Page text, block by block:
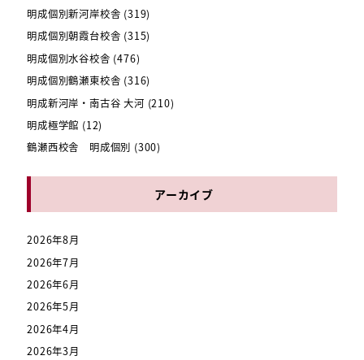
明成個別新河岸校舎 (319)
明成個別朝霞台校舎 (315)
明成個別水谷校舎 (476)
明成個別鶴瀬東校舎 (316)
明成新河岸・南古谷 大河 (210)
明成極学館 (12)
鶴瀬西校舎 明成個別 (300)
アーカイブ
2026年8月
2026年7月
2026年6月
2026年5月
2026年4月
2026年3月